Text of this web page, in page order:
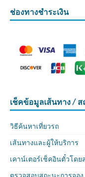
ช่องทางชำระเงิน
เช็คข้อมูลเส้นทาง /
วิธีค้นหาเที่ยวรถ
เส้นทางและผู้ให้บริการ
เคาน์เตอร์เช็คอินตั๋วโดย
ตรวจสอบสถะนะการจอง